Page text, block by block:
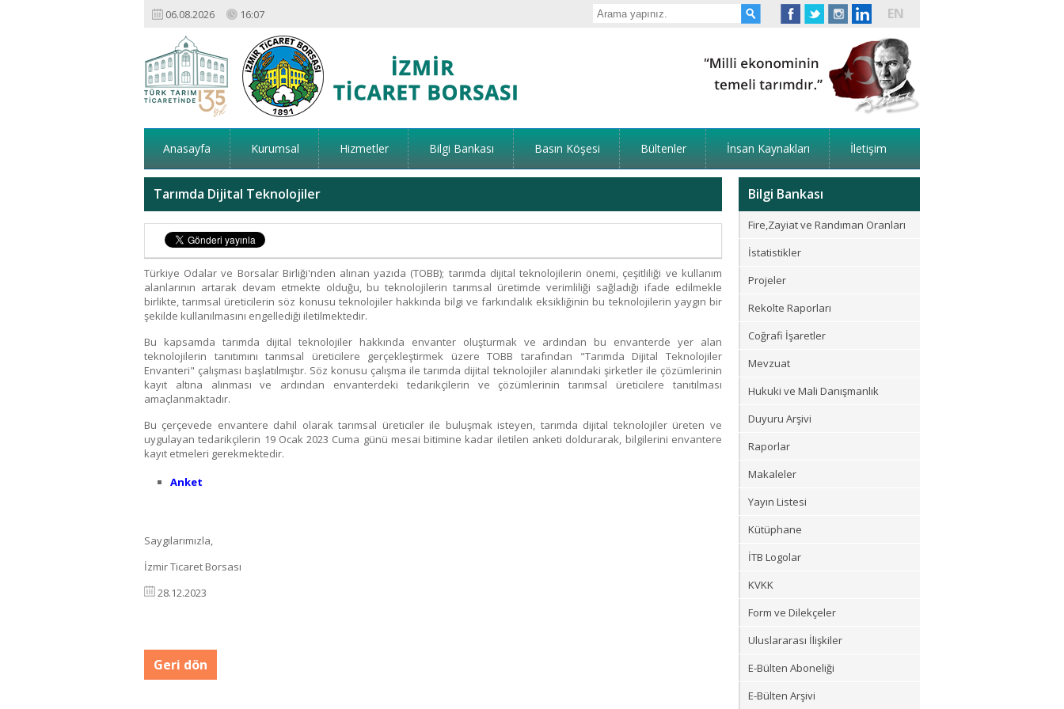
06.08.2026 16:07 EN
Anasayfa Kurumsal Hizmetler Bilgi Bankası Basın Köşesi Bültenler İnsan Kaynakları İletişim
Tarımda Dijital Teknolojiler
Türkiye Odalar ve Borsalar Birliği'nden alınan yazıda (TOBB); tarımda dijital teknolojilerin önemi, çeşitliliği ve kullanım
alanlarının artarak devam etmekte olduğu, bu teknolojilerin tarımsal üretimde verimliliği sağladığı ifade edilmekle
birlikte, tarımsal üreticilerin söz konusu teknolojiler hakkında bilgi ve farkındalık eksikliğinin bu teknolojilerin yaygın bir
şekilde kullanılmasını engellediği iletilmektedir.
Bu kapsamda tarımda dijital teknolojiler hakkında envanter oluşturmak ve ardından bu envanterde yer alan
teknolojilerin tanıtımını tarımsal üreticilere gerçekleştirmek üzere TOBB tarafından "Tarımda Dijital Teknolojiler
Envanteri" çalışması başlatılmıştır. Söz konusu çalışma ile tarımda dijital teknolojiler alanındaki şirketler ile çözümlerinin
kayıt altına alınması ve ardından envanterdeki tedarikçilerin ve çözümlerinin tarımsal üreticilere tanıtılması
amaçlanmaktadır.
Bu çerçevede envantere dahil olarak tarımsal üreticiler ile buluşmak isteyen, tarımda dijital teknolojiler üreten ve
uygulayan tedarikçilerin 19 Ocak 2023 Cuma günü mesai bitimine kadar iletilen anketi doldurarak, bilgilerini envantere
kayıt etmeleri gerekmektedir.
Anket
Saygılarımızla,
İzmir Ticaret Borsası
28.12.2023
Geri dön
Bilgi Bankası
Fire,Zayiat ve Randıman Oranları
İstatistikler
Projeler
Rekolte Raporları
Coğrafi İşaretler
Mevzuat
Hukuki ve Mali Danışmanlık
Duyuru Arşivi
Raporlar
Makaleler
Yayın Listesi
Kütüphane
İTB Logolar
KVKK
Form ve Dilekçeler
Uluslararası İlişkiler
E-Bülten Aboneliği
E-Bülten Arşivi